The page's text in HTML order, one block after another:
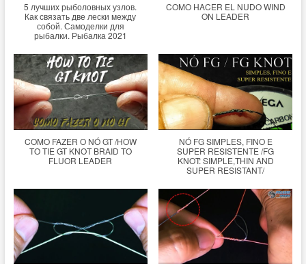
5 лучших рыболовных узлов.
Как связать две лески между
собой. Самоделки для
рыбалки. Рыбалка 2021
COMO HACER EL NUDO WIND
ON LEADER
COMO FAZER O NÓ GT /HOW
TO TIE GT KNOT BRAID TO
FLUOR LEADER
NÓ FG SIMPLES, FINO E
SUPER RESISTENTE /FG
KNOT: SIMPLE,THIN AND
SUPER RESISTANT/